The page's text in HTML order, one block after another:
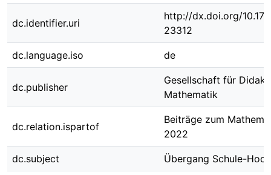
dc.identifier.uri
http://dx.doi.org/
23312
dc.language.iso de
dc.publisher
Gesellschaft für
Mathematik
dc.relation.ispartof
Beiträge zum
2022
dc.subject Übergang Schule-